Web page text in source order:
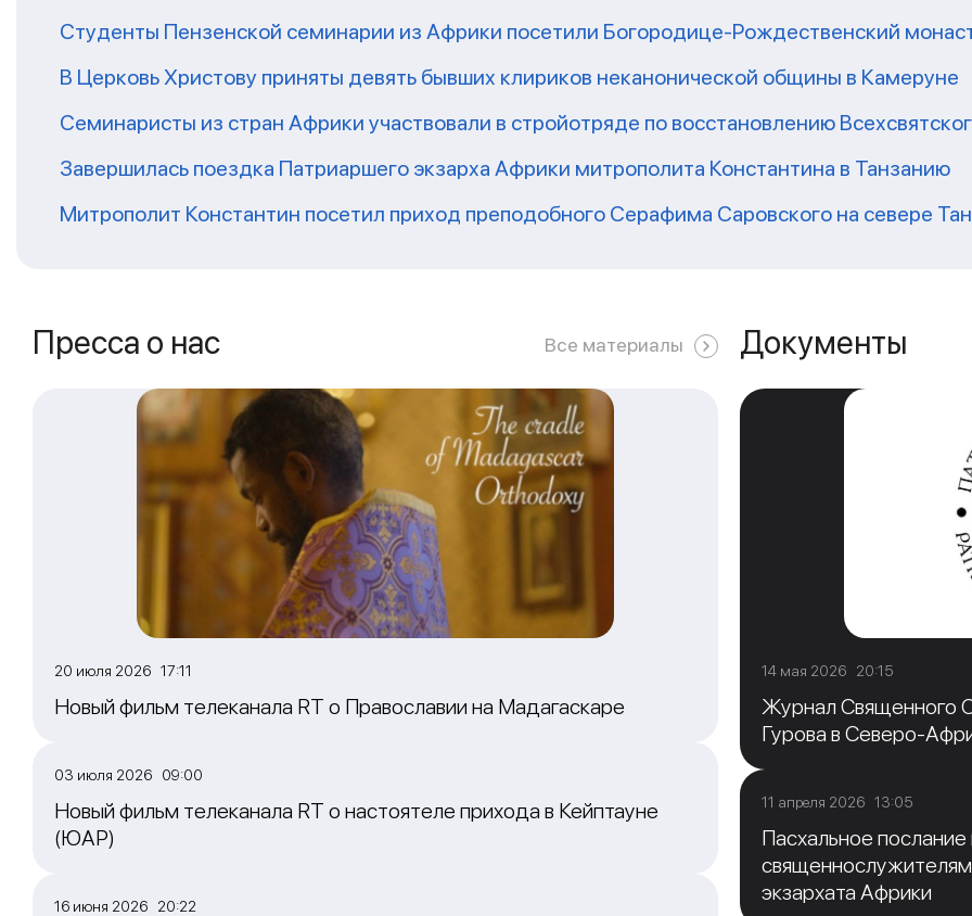
Студенты Пензенской семинарии из Африки посетили Богородице-Рождественский
В Церковь Христову приняты девять бывших клириков неканонической общины в Камеруне
Семинаристы из стран Африки участвовали в стройотряде по восстановлению
Завершилась поездка Патриаршего экзарха Африки митрополита Константина в Танзанию
Митрополит Константин посетил приход преподобного Серафима Саровского на севере
Пресса о нас Все материалы
20 июля 2026 17:11
Новый фильм телеканала RT о Православии на Мадагаскаре
03 июля 2026 09:00
Новый фильм телеканала RT о настоятеле прихода в Кейптауне
(ЮАР)
16 июня 2026 20:22
Документы
14 мая 2026 20:15
Журнал Священного
Гурова в Северо-
11 апреля 2026 13:05
Пасхальное
экзархата Африки